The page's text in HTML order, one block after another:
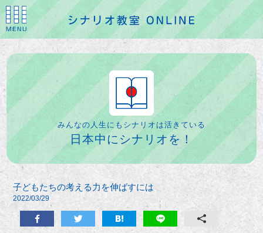
みんなの人生にもシナリオは活きている
日本中にシナリオを！
子どもたちの考える力を伸ばすには
2022/03/29